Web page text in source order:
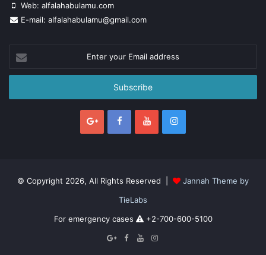
Web: alfalahabulamu.com
E-mail: alfalahabulamu@gmail.com
your
Email
© Copyright 2026, All Rights Reserved |
Jannah Theme by
TieLabs
For emergency cases
+2-700-600-5100